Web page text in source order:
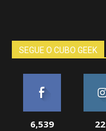
SEGUE O CUBO GEEK
6,539